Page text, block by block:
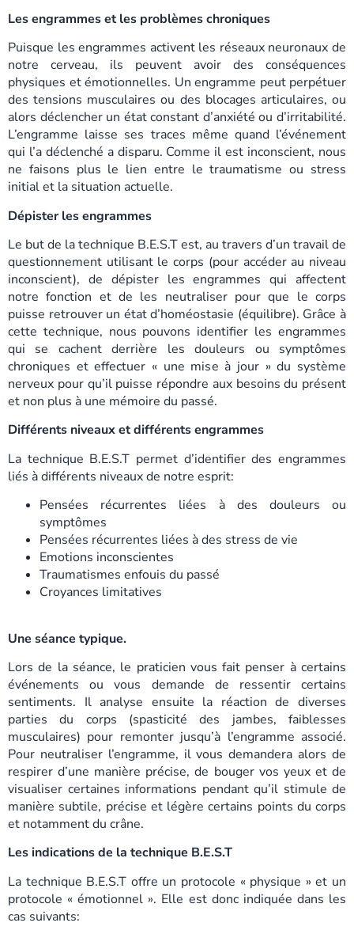
Les engrammes et les problèmes chroniques
Puisque les engrammes activent les réseaux neuronaux de
notre cerveau, ils peuvent avoir des conséquences
physiques et émotionnelles. Un engramme peut perpétuer
des tensions musculaires ou des blocages articulaires, ou
alors déclencher un état constant d’anxiété ou d’irritabilité.
L’engramme laisse ses traces même quand l’événement
qui l’a déclenché a disparu. Comme il est inconscient, nous
ne faisons plus le lien entre le traumatisme ou stress
initial et la situation actuelle.
Dépister les engrammes
Le but de la technique B.E.S.T est, au travers d’un travail de
questionnement utilisant le corps (pour accéder au niveau
inconscient), de dépister les engrammes qui affectent
notre fonction et de les neutraliser pour que le corps
puisse retrouver un état d’homéostasie (équilibre). Grâce à
cette technique, nous pouvons identifier les engrammes
qui se cachent derrière les douleurs ou symptômes
chroniques et effectuer « une mise à jour » du système
nerveux pour qu’il puisse répondre aux besoins du présent
et non plus à une mémoire du passé.
Différents niveaux et différents engrammes
La technique B.E.S.T permet d’identifier des engrammes
liés à différents niveaux de notre esprit:
Pensées récurrentes liées à des douleurs ou
symptômes
Pensées récurrentes liées à des stress de vie
Emotions inconscientes
Traumatismes enfouis du passé
Croyances limitatives
Une séance typique.
Lors de la séance, le praticien vous fait penser à certains
événements ou vous demande de ressentir certains
sentiments. Il analyse ensuite la réaction de diverses
parties du corps (spasticité des jambes, faiblesses
musculaires) pour remonter jusqu’à l’engramme associé.
Pour neutraliser l’engramme, il vous demandera alors de
respirer d’une manière précise, de bouger vos yeux et de
visualiser certaines informations pendant qu’il stimule de
manière subtile, précise et légère certains points du corps
et notamment du crâne.
Les indications de la technique B.E.S.T
La technique B.E.S.T offre un protocole « physique » et un
protocole « émotionnel ». Elle est donc indiquée dans les
cas suivants: